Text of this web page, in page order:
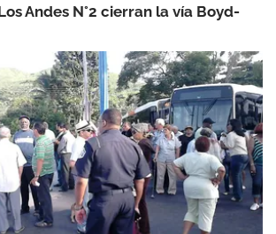
Andes N°2 cierran la vía Boyd-